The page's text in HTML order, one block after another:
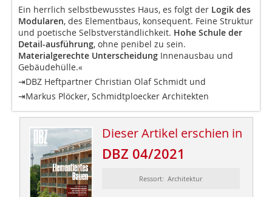
Ein herrlich selbstbewusstes Haus, es folgt der Logik des
Modularen, des Elementbaus, konsequent. Feine Struktur
und poetische Selbstverständlichkeit. Hohe Schule der
Detail-ausführung, ohne penibel zu sein.
Materialgerechte Unterscheidung Innenausbau und
Gebäudehülle.«
⇥DBZ Heftpartner Christian Olaf Schmidt und
⇥Markus Plöcker, Schmidtploecker Architekten
Dieser Artikel erschien in
DBZ 04/2021
Ressort: Architektur